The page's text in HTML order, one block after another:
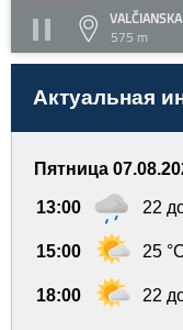
575 m
Актуальная
Пятница
13:00 22
15:00 25
18:00 22